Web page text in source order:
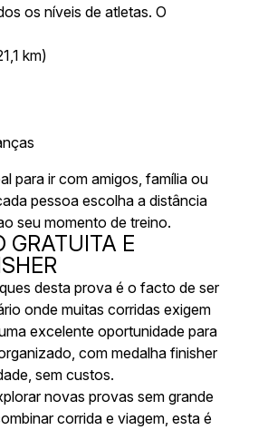
os níveis de atletas. O
km)
para ir com amigos, família ou
pessoa escolha a distância
seu momento de treino.
GRATUITA E
desta prova é o facto de ser
onde muitas corridas exigem
excelente oportunidade para
com medalha finisher
sem custos.
novas provas sem grande
corrida e viagem, esta é